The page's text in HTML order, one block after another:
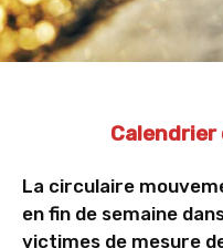
Calendrier
La circulaire
en fin de semaine
victimes de mesure